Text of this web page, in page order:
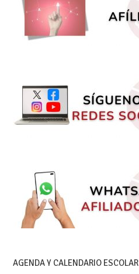
AGENDA Y CALENDARIO ESCOLAR